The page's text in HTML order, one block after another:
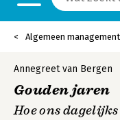
Algemeen management
Annegreet van Bergen
Gouden jaren
Hoe ons